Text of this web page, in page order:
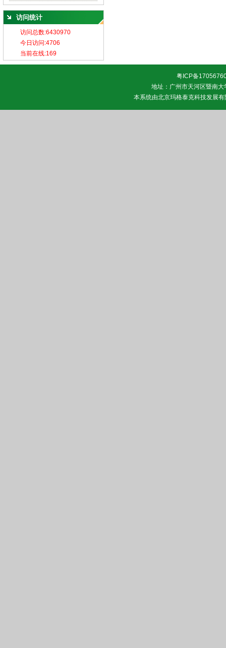
访问统计
粤ICP备
地址：广州市天河区暨南
本系统由北京玛格泰克科技发展有